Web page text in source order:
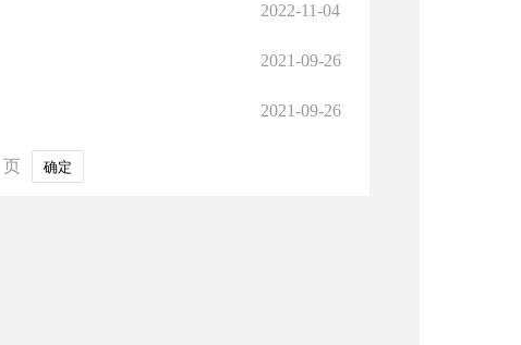
2022-11-04
2021-09-26
2021-09-26
页 确定